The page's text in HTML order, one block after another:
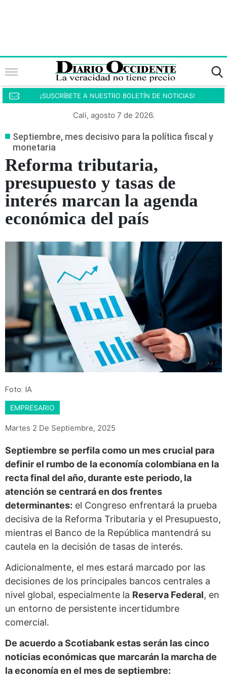
¡SUSCRÍBETE A NUESTRO BOLETÍN DE NOTICIAS!
Cali, agosto 7 de 2026.
Septiembre, mes decisivo para la política fiscal y
monetaria
Reforma tributaria,
presupuesto y tasas de
interés marcan la agenda
económica del país
Foto: IA
EMPRESARIO
Martes 2 De Septiembre, 2025
Septiembre se perfila como un mes crucial para
definir el rumbo de la economía colombiana en la
recta final del año, durante este periodo, la
atención se centrará en dos frentes
determinantes: el Congreso enfrentará la prueba
decisiva de la Reforma Tributaria y el Presupuesto,
mientras el Banco de la República mantendrá su
cautela en la decisión de tasas de interés.
Adicionalmente, el mes estará marcado por las
decisiones de los principales bancos centrales a
nivel global, especialmente la Reserva Federal, en
un entorno de persistente incertidumbre
comercial.
De acuerdo a Scotiabank estas serán las cinco
noticias económicas que marcarán la marcha de
la economía en el mes de septiembre: